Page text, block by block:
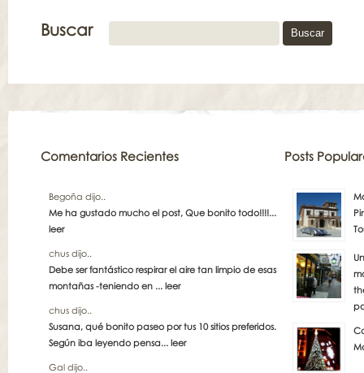
Buscar
Comentarios Recientes
Begoña dijo..
Me ha gustado mucho el post, Que bonito todo!!!!...
leer
chus dijo..
Debe ser fantástico respirar el aire tan limpio de esas
montañas -teniendo en ... leer
chus dijo..
Susana, qué bonito paseo por tus 10 sitios preferidos.
Según iba leyendo pensa... leer
Gal dijo..
Posts